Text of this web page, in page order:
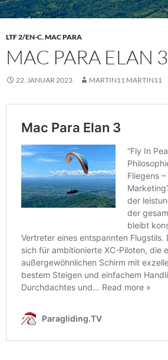
LTF 2/EN-C,MAC PARA
MAC PARA ELAN 3
22. JANUAR 2023 MARTIN11 MARTIN11